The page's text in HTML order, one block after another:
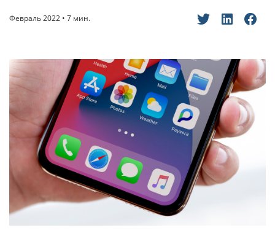
Февраль 2022 • 7 мин.